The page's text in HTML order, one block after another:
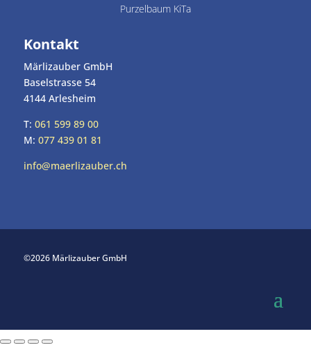
Purzelbaum KiTa
Kontakt
Märlizauber GmbH
Baselstrasse 54
4144 Arlesheim
T: 061 599 89 00
M: 077 439 01 81
info@maerlizauber.ch
©2026 Märlizauber GmbH